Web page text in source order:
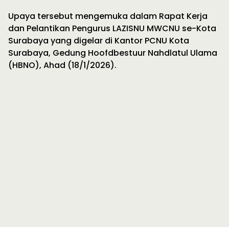
Upaya tersebut mengemuka dalam Rapat Kerja
dan Pelantikan Pengurus LAZISNU MWCNU se-Kota
Surabaya yang digelar di Kantor PCNU Kota
Surabaya, Gedung Hoofdbestuur Nahdlatul Ulama
(HBNO), Ahad (18/1/2026).